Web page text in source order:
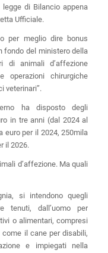
di Bilancio appena
Ufficiale.
per meglio dire bonus
fondo del ministero della
di animali d’affezione
operazioni chirurgiche
veterinari”.
ha disposto degli
in tre anni (dal 2024 al
euro per il 2024, 250mila
il 2026.
d’affezione. Ma quali
si intendono quegli
tenuti, dall’uomo per
o alimentari, compresi
il cane per disabili,
e impiegati nella